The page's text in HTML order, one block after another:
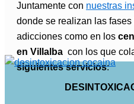
Juntamente con nuestras
donde se realizan las
adicciones como en los
en Villalba con los que
siguientes servicios: